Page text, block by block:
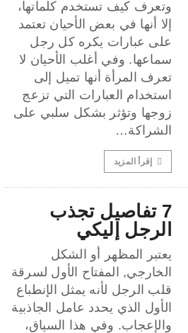
وتعرف كيف تستخدم كلماتها،
إلا أنها في بعض الأحيان تعتمد
على عبارات يكره كل رجل
سماعها. وفي أغلب الأحيان لا
تعرف المرأة أنها تميل إلى
استخدام العبارات التي تزعج
زوجها وتؤثر بشكل سلبي على
الشراكة…
إقرأ المزيد
7 تفاصيل تجذب
الرجل إليكي
يعتبر المظهر أو الشكل
الخارجي, المفتاح الأول لسرقة
قلب الرجل لأنه يمثل الإنطباع
الأول الذي يحدد عامل الجاذبية
والإعجاب. وفي هذا السياق،